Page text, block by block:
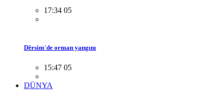
17:34 05
Dêrsim'de orman yangını
15:47 05
DÜNYA